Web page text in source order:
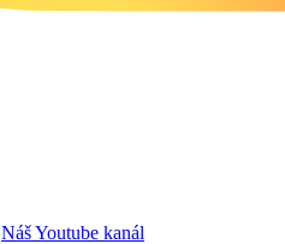
Náš Youtube kanál